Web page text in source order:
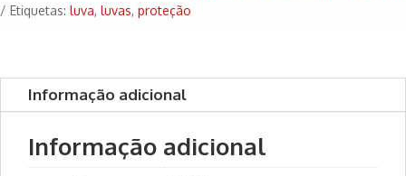
Etiquetas: luva, luvas, proteção
Informação adicional
Informação adicional